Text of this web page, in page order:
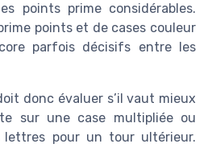
points prime considérables.
points et de cases couleur
parfois décisifs entre les
donc évaluer s’il vaut mieux
sur une case multipliée ou
lettres pour un tour ultérieur.